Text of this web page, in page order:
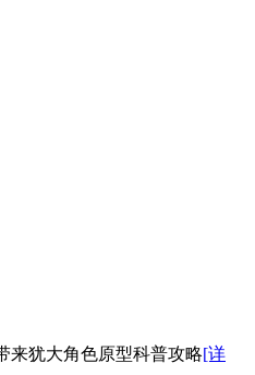
来犹大角色原型科普攻略[详